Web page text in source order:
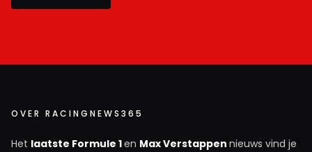
OVER RACINGNEWS365
Het laatste Formule 1en Max Verstappen nieuws vind je